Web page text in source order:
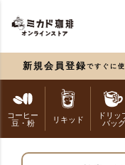
新規会員登録 ですぐに
コーヒー
豆・粉
リキッド
ドリッ
バッグ